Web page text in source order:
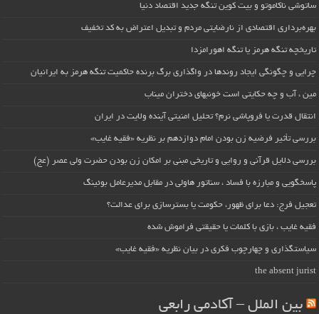
ساتوشی ناکاموتو و بیت کوین تنگه جدید اقتصاد دنیا
بهره‌برداری اقتصادی از نارضایتی مردم و تبدیل اعتراض به کد تخفیف
تاریخچه تنگه هرمز یا تنگه اهورامزدا
چرایی و چگونگی ایجاد روندها در واگذاری برگ برنده حاکمیت تنگه هرمز به ایرانیان
مین ، آب و چه حکایتی است خونبهای دختران میناب
انتقال قدرت یا فروپاشی نرم؟ تحلیل امنیتی آینده ولایت در ایران
بررسی تأثیر فرضیه زن بودن امام دوازدهم بر نظریه «فقیه غایب»
بررسی دلایل قرآنی و روایی و تاریخی مبنی بر امکان زن بودن حضرت ولی عصر (عج)
پاسخگویی و مبارزه با فساد ، سناتور هاولی در مقابل مدیرعامل بوئینگ
تعجیل فرج: دعا برای ظهور، حکومت یا بسترسازی برای عدالت؟
فقیه غایب ، بازی با کلمات یا حقیقتی فراموش شده
سیاستگذاری و چهارچوب فکری در بیان نظریه «فقیه غایب»
the absent jurist
بین الملل – آکادمی رابعی